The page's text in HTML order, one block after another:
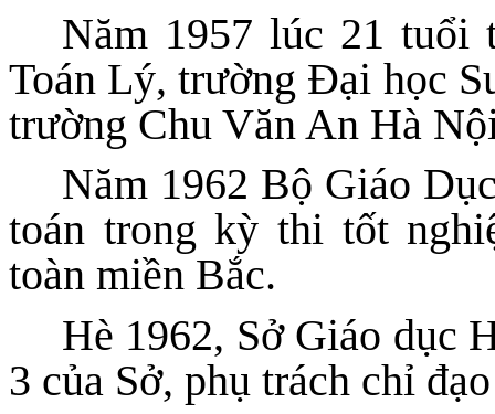
Năm 1957 lúc 21 tuổi
Toán Lý, trường Đại học
trường Chu Văn An Hà
Năm 1962 Bộ Giáo
toán trong kỳ thi tốt
toàn miền Bắc.
Hè 1962, Sở Giáo dục
3 của Sở, phụ trách chỉ